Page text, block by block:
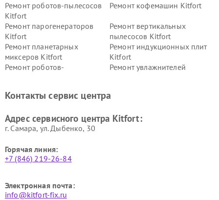
Ремонт роботов-пылесосов
Kitfort
Ремонт кофемашин Kitfort
Ремонт парогенераторов
Kitfort
Ремонт вертикальных
пылесосов Kitfort
Ремонт планетарных
миксеров Kitfort
Ремонт индукционных плит
Kitfort
Ремонт роботов-
Ремонт увлажнителей
Kitfort
Kitfort
Kitfort
Kitfort
Контакты сервис центра
Адрес сервисного центра Kitfort:
г. Самара, ул. Дыбенко, 30
Горячая линия:
+7 (846) 219-26-84
Электронная почта:
info@kitfort-fix.ru